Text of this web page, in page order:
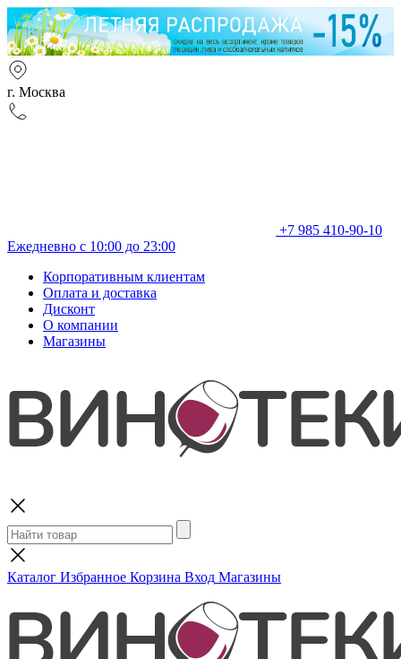
г. Москва
+7 985 410-90-10
Ежедневно с 10:00 до 23:00
Корпоративным клиентам
Оплата и доставка
Дисконт
О компании
Магазины
Каталог Избранное Корзина Вход Магазины